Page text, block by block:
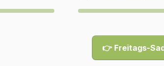
👉 Freitags-